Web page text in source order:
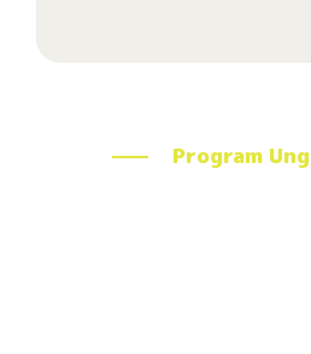
Program